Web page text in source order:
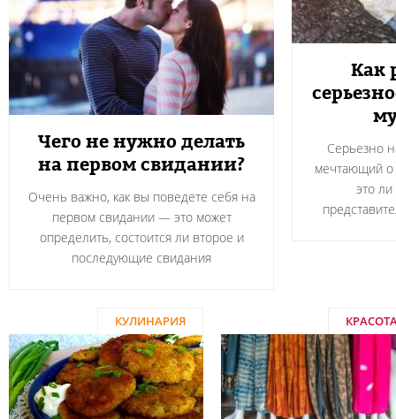
Как
Серьезно
мечтающий о
это
Чего не нужно делать
на первом свидании?
Очень важно, как вы поведете себя на
первом свидании — это может
определить, состоится ли второе и
последующие свидания
КУЛИНАРИЯ